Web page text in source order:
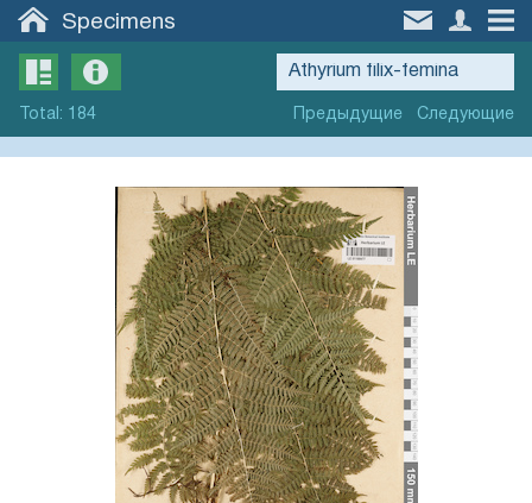
Specimens
Total : 184 Предыдущие Следующие